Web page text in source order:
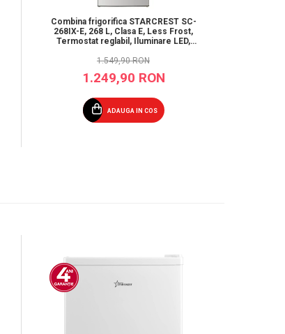
Combina frigorifica STARCREST SC-
268IX-E, 268 L, Clasa E, Less Frost,
Termostat reglabil, Iluminare LED,
ajustabile, Usi reversibile, H 178 cm,
1.549,90 RON
1.249,90 RON
ADAUGA IN COS